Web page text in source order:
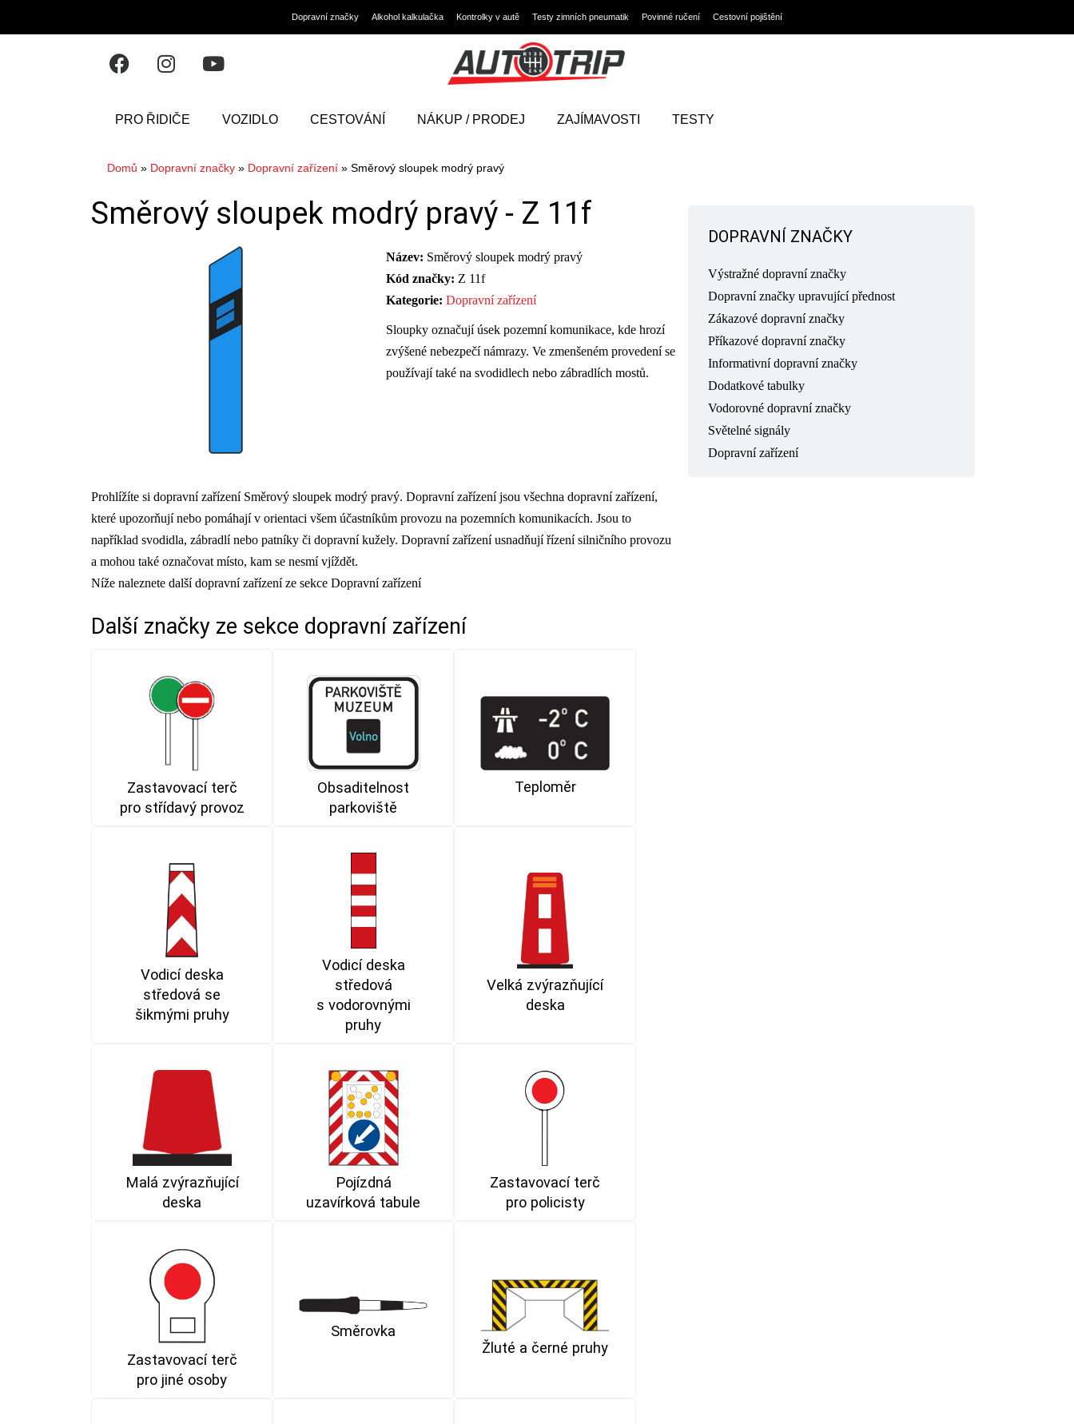
Dopravní značky Alkohol kalkulačka Kontrolky v autě Testy zimních pneumatik Povinné ručení Cestovní pojištění
PRO ŘIDIČE VOZIDLO CESTOVÁNÍ NÁKUP / PRODEJ ZAJÍMAVOSTI TESTY
Domů » Dopravní značky » Dopravní zařízení » Směrový sloupek modrý pravý
Směrový sloupek modrý pravý - Z 11f
Název: Směrový sloupek modrý pravý
Kód značky: Z 11f
Kategorie: Dopravní zařízení
Sloupky označují úsek pozemní komunikace, kde hrozí
zvýšené nebezpečí námrazy. Ve zmenšeném provedení se
používají také na svodidlech nebo zábradlích mostů.
Prohlížíte si dopravní zařízení Směrový sloupek modrý pravý. Dopravní zařízení jsou všechna dopravní zařízení,
které upozorňují nebo pomáhají v orientaci všem účastníkům provozu na pozemních komunikacích. Jsou to
například svodidla, zábradlí nebo patníky či dopravní kužely. Dopravní zařízení usnadňují řízení silničního provozu
a mohou také označovat místo, kam se nesmí vjíždět.
Níže naleznete další dopravní zařízení ze sekce Dopravní zařízení
Další značky ze sekce dopravní zařízení
Zastavovací terč
pro střídavý provoz
Obsaditelnost
parkoviště
Teploměr
Vodicí deska
středová se
šikmými pruhy
Vodicí deska
středová
s vodorovnými
pruhy
Velká zvýrazňující
deska
Malá zvýrazňující
deska
Pojízdná
uzavírková tabule
Zastavovací terč
pro policisty
Zastavovací terč
pro jiné osoby
Směrovka
Žluté a černé pruhy
DOPRAVNÍ ZNAČKY
Výstražné dopravní značky
Dopravní značky upravující přednost
Zákazové dopravní značky
Příkazové dopravní značky
Informativní dopravní značky
Dodatkové tabulky
Vodorovné dopravní značky
Světelné signály
Dopravní zařízení